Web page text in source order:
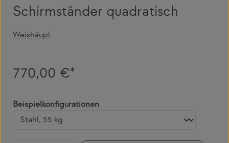
Schirmständer quadratisch
Weishäupl
770,00 €*
Beispielkonfigurationen